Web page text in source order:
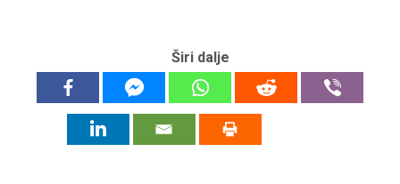
Širi dalje